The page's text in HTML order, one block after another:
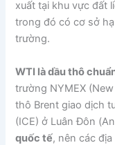
xuất tại khu vực đất
trong đó có cơ sở
trường.
WTI là dầu thô
trường NYMEX
thô Brent giao dịch
(ICE) ở Luân Đôn
quốc tế, nên các